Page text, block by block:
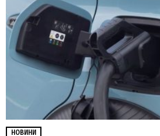
НОВИНИ